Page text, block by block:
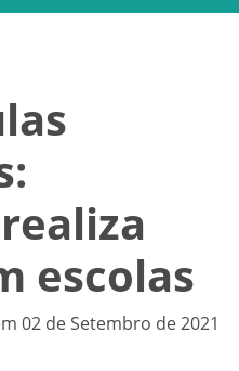
escolas
02 de Setembro de 2021